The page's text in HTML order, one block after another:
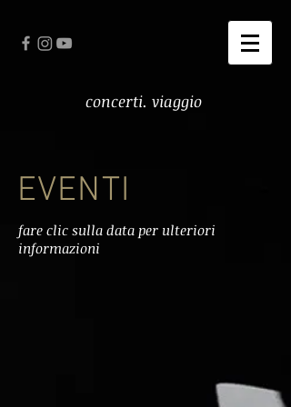
concerti. viaggio
EVENTI
fare clic sulla data per ulteriori
informazioni